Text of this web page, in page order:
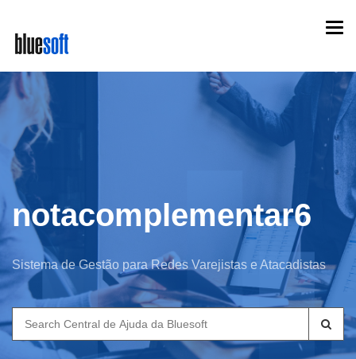
main
content
notacomplementar6
Sistema de Gestão para Redes Varejistas e Atacadistas
Search
for: